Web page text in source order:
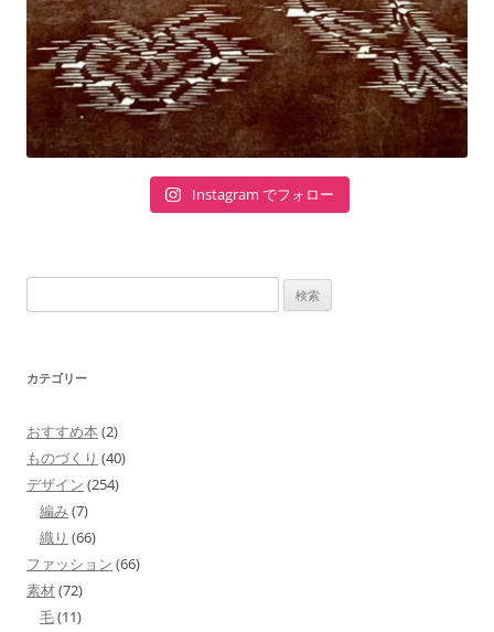
Instagram でフォロー
索:
カテゴリー
おすすめ本 (2)
ものづくり (40)
デザイン (254)
編み (7)
織り (66)
ファッション (66)
素材(72)
毛(11)